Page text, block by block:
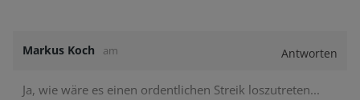
Markus Koch am Antworten
Ja, wie wäre es einen ordentlichen Streik loszutreten...